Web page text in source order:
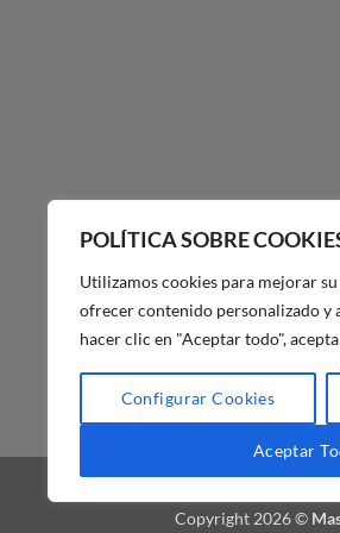
POLÍTICA SOBRE
Utilizamos cookies para mejorar
ofrecer contenido personalizado y
hacer clic en "Aceptar todo",
Configurar Cookies
Aceptar
BLOG FAQ
Copyright 2026 ©